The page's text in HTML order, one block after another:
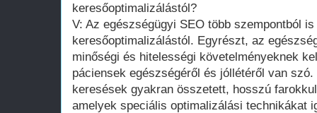
keresőoptimalizálástól?
V: Az egészségügyi SEO több szempontból
keresőoptimalizálástól. Egyrészt, az
minőségi és hitelességi követelményeknek
páciensek egészségéről és jóllétéről van
keresések gyakran összetett, hosszú
amelyek speciális optimalizálási technikákat